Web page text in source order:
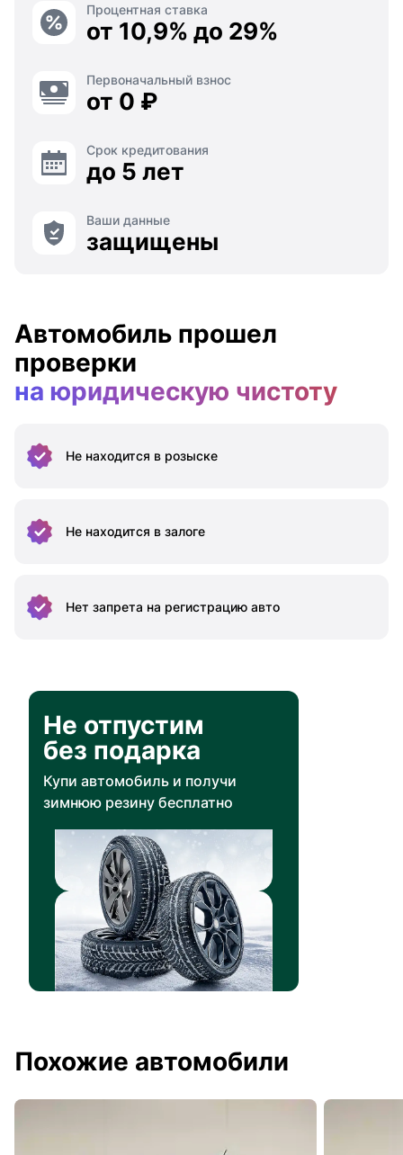
Процентная ставка
от 10,9% до 29%
Первоначальный взнос
от 0 ₽
Срок кредитования
до 5 лет
Ваши данные
защищены
Автомобиль прошел
проверки
на юридическую чистоту
Не находится в розыске
Не находится в залоге
Нет запрета на регистрацию авто
Не отпустим
без подарка
Купи автомобиль и получи
зимнюю резину бесплатно
Похожие автомобили